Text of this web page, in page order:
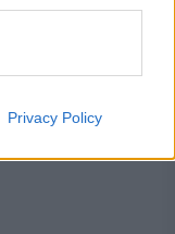
Privacy Policy